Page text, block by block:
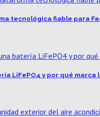
tecnológica fiable para
LiFePO4 y por qué